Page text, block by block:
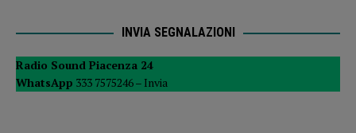
INVIA SEGNALAZIONI
Radio Sound Piacenza 24
WhatsApp 333 7575246 – Invia